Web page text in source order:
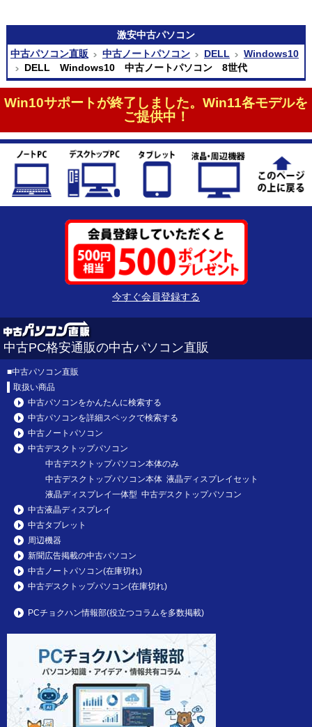
激安中古パソコン
中古パソコン直販
中古ノートパソコン DELL
Windows10
DELL Windows10 中古ノートパソコン 8世代
Win10サポートが終了しました。Win11各モデルを
ご提供中！
今すぐ会員登録する
中古PC格安通販の中古パソコン直販
■中古パソコン直販
取扱い商品
中古パソコンをかんたんに検索する
中古パソコンを詳細スペックで検索する
中古ノートパソコン
中古デスクトップパソコン
中古デスクトップパソコン本体のみ
中古デスクトップパソコン本体 液晶ディスプレイセット
液晶ディスプレイ一体型 中古デスクトップパソコン
中古液晶ディスプレイ
中古タブレット
周辺機器
新聞広告掲載の中古パソコン
中古ノートパソコン(在庫切れ)
中古デスクトップパソコン(在庫切れ)
PCチョクハン情報部(役立つコラムを多数掲載)